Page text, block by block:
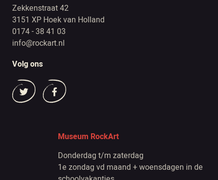
Zekkenstraat 42
3151 XP Hoek van Holland
0174 - 38 41 03
info@rockart.nl
Volg ons
Museum RockArt
Donderdag t/m zaterdag
1e zondag vd maand + woensdagen in de